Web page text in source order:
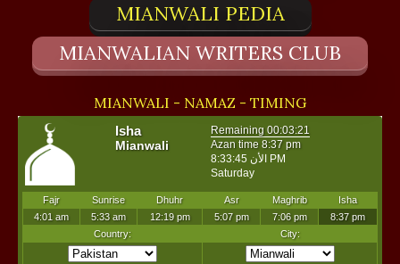
MIANWALI PEDIA
MIANWALIAN WRITERS CLUB
MIANWALI - NAMAZ - TIMING